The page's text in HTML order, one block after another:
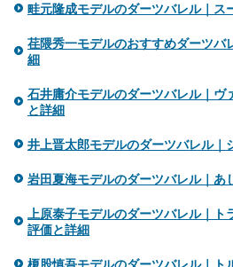
畦元隆成モデルのダーツバレル｜ス
荏隈秀一モデルのおすすめダーツバ
細
石井庸介モデルのダーツバレル｜ヴ
と詳細
井上晋太郎モデルのダーツバレル｜
岩田夏海モデルのダーツバレル｜
上原泰子モデルのダーツバレル｜
評価と詳細
榎股慎吾モデルのダーツバレル｜ト